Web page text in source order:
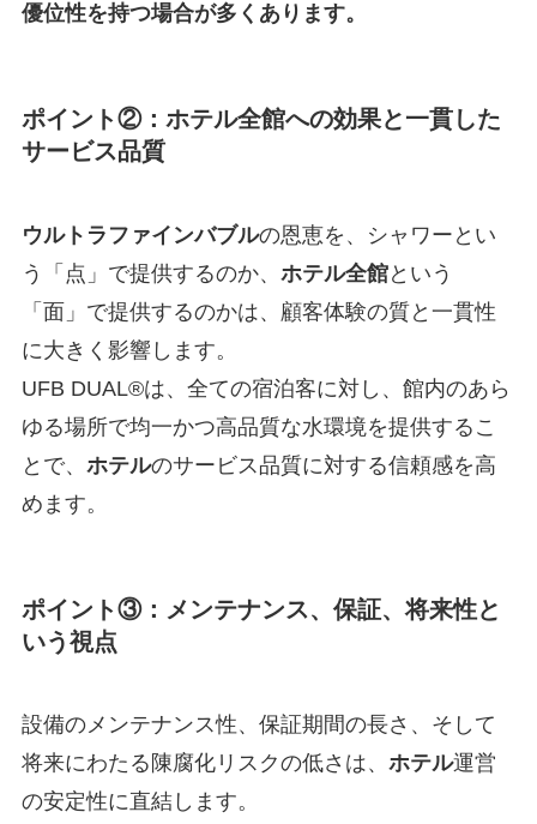
優位性を持つ場合が多くあります。
ポイント②：ホテル全館への効果と一貫した
サービス品質
ウルトラファインバブルの恩恵を、シャワーとい
う「点」で提供するのか、 ホテル全館という
「面」で提供するのかは、顧客体験の質と一貫性
に大きく影響します。
UFB DUAL®は、全ての宿泊客に対し、館内のあら
ゆる場所で均一かつ高品質な水環境を提供するこ
とで、 ホテルのサービス品質に対する信頼感を高
めます。
ポイント③：メンテナンス、保証、将来性と
いう視点
設備のメンテナンス性、保証期間の長さ、そして
将来にわたる陳腐化リスクの低さは、 ホテル運営
の安定性に直結します。